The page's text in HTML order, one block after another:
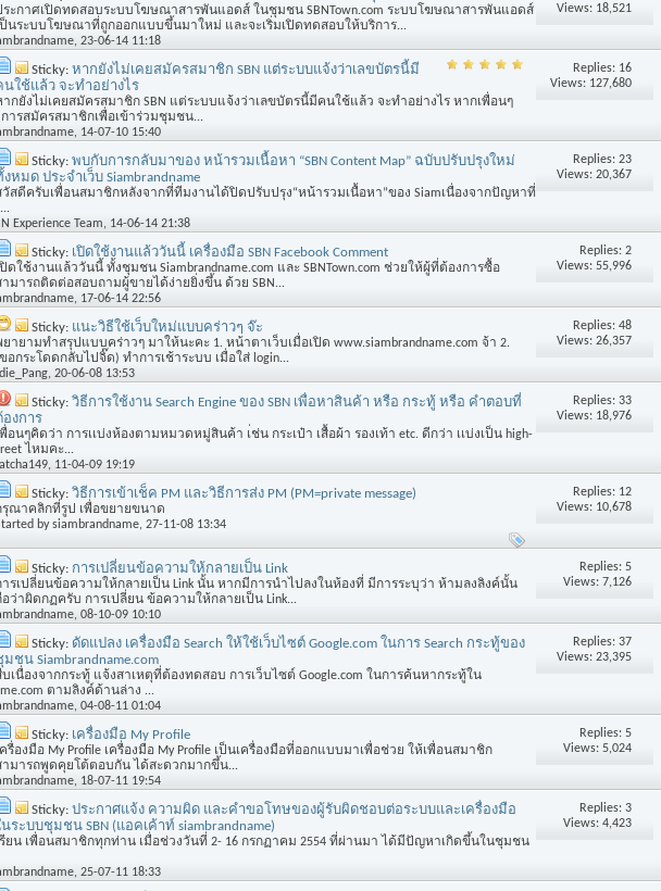
ระกาศเปิดทดสอบระบบโฆษณาสารพันแอดส์ ในชุมชน SBNTown.com ระบบโฆษณาสารพันแอดส์
ป็นระบบโฆษณาที่ถูกออกแบบขึ้นมาใหม่ และจะเริ่มเปิดทดสอบให้บริการ...
, 23-06-14 11:18
Views: 18,521
Sticky: หากยังไม่เคยสมัครสมาชิก SBN แต่ระบบแจ้งว่าเลขบัตรนี้มี
นใช้แล้ว จะทำอย่างไร
ากยังไม่เคยสมัครสมาชิก SBN แต่ระบบแจ้งว่าเลขบัตรนี้มีคนใช้แล้ว จะทำอย่างไร หากเพื่อนๆ
ารสมัครสมาชิกเพื่อเข้าร่วมชุมชน...
, 14-07-10 15:40
Replies: 16
Views: 127,680
Sticky: พบกับการกลับมาของ หน้ารวมเนื้อหา “SBN Content Map” ฉบับปรับปรุงใหม่
งหมด ประจำเว็บ Siambrandname
วัสดีครับเพื่อนสมาชิกหลังจากที่ทีมงานได้ปิดปรับปรุง“หน้ารวมเนื้อหา”ของ Siamเนื่องจากปัญหาที่
Experience Team, 14-06-14 21:38
Replies: 23
Views: 20,367
Sticky: เปิดใช้งานแล้ววันนี้ เครื่องมือ SBN Facebook Comment
ปิดใช้งานแล้ววันนี้ ทั้งชุมชน Siambrandname.com และ SBNTown.com ช่วยให้ผู้ที่ต้องการซื้อ
ามารถติดต่อสอบถามผู้ขายได้ง่ายยิ่งขึ้น ด้วย SBN...
, 17-06-14 22:56
Replies: 2
Views: 55,996
Sticky: แนะวิธีใช้เว็บใหม่แบบคร่าวๆ จ๊ะ
ยายามทำสรุปแบบคร่าวๆ มาให้นะคะ 1. หน้าตาเว็บเมื่อเปิด www.siambrandname.com จ้า 2.
อกระโดดกลับไปจิ๊ด) ทำการเช้าระบบ เมื่อใส่ login...
, 20-06-08 13:53
Replies: 48
Views: 26,357
Sticky: วิธีการใช้งาน Search Engine ของ SBN เพื่อหาสินค้า หรือ กระทู้ หรือ คำตอบที่
องการ
พื่อนๆคิดว่า การเเบ่งห้องตามหมวดหมู่สินค้า เ่ช่น กระเป๋า เสื้อผ้า รองเท้า etc. ดีกว่า เเบ่งเป็น high-
ไหมคะ...
, 11-04-09 19:19
Replies: 33
Views: 18,976
Sticky: วิธีการเข้าเช็ค PM และวิธีการส่ง PM (PM=private message)
รุณาคลิกที่รูป เพื่อขยายขนาด
bysiambrandname, 27-11-08 13:34
Replies: 12
Views: 10,678
Sticky: การเปลี่ยนข้อความให้กลายเป็น Link
ารเปลี่ยนข้อความให้กลายเป็น Link นั้น หากมีการนำไปลงในห้องที่ มีการระบุว่า ห้ามลงลิงค์นั้น
อว่าผิดกฏครับ การเปลี่ยน ข้อความให้กลายเป็น Link...
, 08-10-09 10:10
Replies: 5
Views: 7,126
Sticky: ดัดแปลง เครื่องมือ Search ให้ใช้เว็บไซต์ Google.com ในการ Search กระทู้ของ
มชน Siambrandname.com
บเนื่องจากกระทู้ แจ้งสาเหตุที่ต้องทดสอบ การเว็บไซต์ Google.com ในการค้นหากระทู้ใน
ตามลิงค์ด้านล่าง ...
, 04-08-11 01:04
Replies: 37
Views: 23,395
Sticky: เครื่องมือ My Profile
ครื่องมือ My Profile เครื่องมือ My Profile เป็นเครื่องมือที่ออกแบบมาเพื่อช่วย ให้เพื่อนสมาชิก
ามารถพูดคุยโต้ตอบกัน ได้สะดวกมากขึ้น...
, 18-07-11 19:54
Replies: 5
Views: 5,024
Sticky: ประกาศแจ้ง ความผิด และคำขอโทษของผู้รับผิดชอบต่อระบบและเครื่องมือ
นระบบชุมชน SBN (แอคเค้าท์ siambrandname)
รียน เพื่อนสมาชิกทุกท่าน เมื่อช่วงวันที่ 2- 16 กรกฏาคม 2554 ที่ผ่านมา ได้มีปัญหาเกิดขึ้นในชุมชน
, 25-07-11 18:33
Replies: 3
Views: 4,423